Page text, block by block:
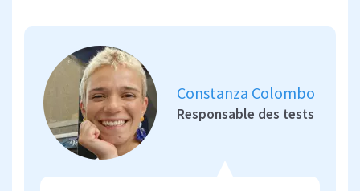
Constanza Colombo
Responsable des tests